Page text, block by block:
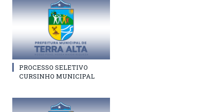
PROCESSO SELETIVO
CURSINHO MUNICIPAL